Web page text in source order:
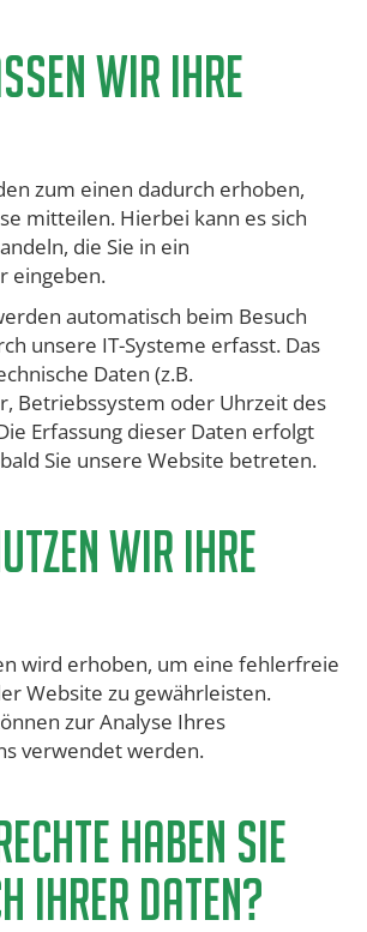
wir Ihre
zum einen dadurch erhoben,
mitteilen. Hierbei kann es sich
die Sie in ein
eingeben.
automatisch beim Besuch
unsere IT-Systeme erfasst. Das
Daten (z.B.
Betriebssystem oder Uhrzeit des
Erfassung dieser Daten erfolgt
Sie unsere Website betreten.
wir Ihre
wird erhoben, um eine fehlerfreie
Website zu gewährleisten.
zur Analyse Ihres
verwendet werden.
haben Sie
Ihrer Daten?